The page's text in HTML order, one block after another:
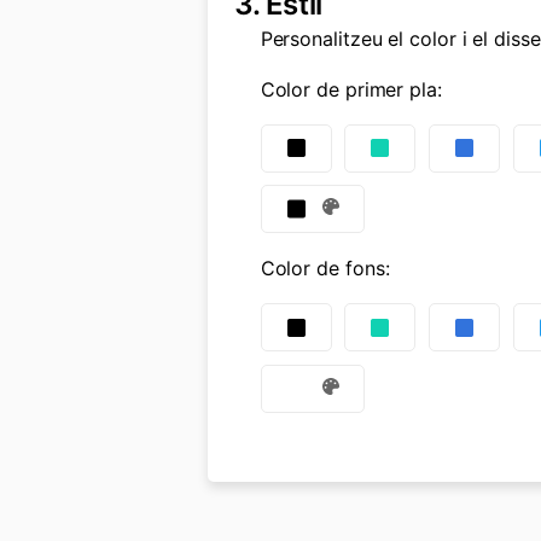
Personalitzeu el color i el
Color de primer pla:
Color de fons: